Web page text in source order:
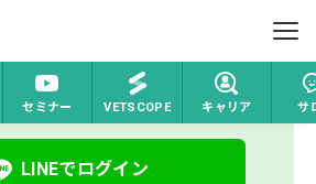
獣医師みんなで作る、情報交換コミュ
お問い合わせ
セミナー VETSCOPE キャリア サ
LINEでログイン